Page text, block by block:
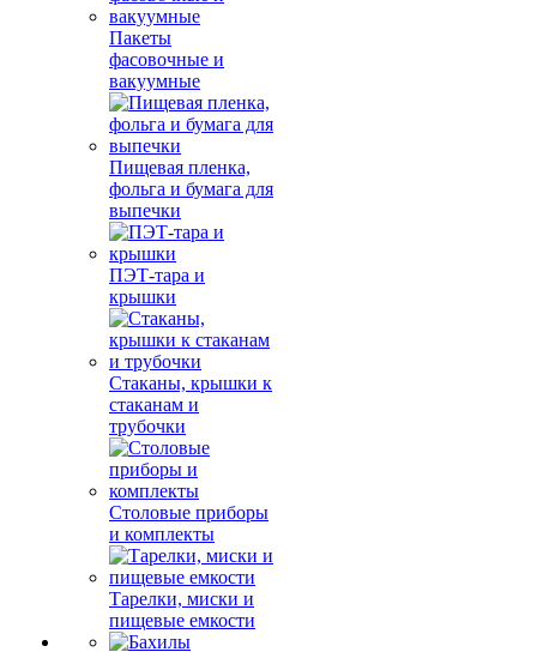
Пакеты
фасовочные и
вакуумные
Пищевая пленка,
фольга и бумага для
выпечки
ПЭТ-тара и
крышки
Стаканы, крышки к
стаканам и
трубочки
Столовые приборы
и комплекты
Тарелки, миски и
пищевые емкости